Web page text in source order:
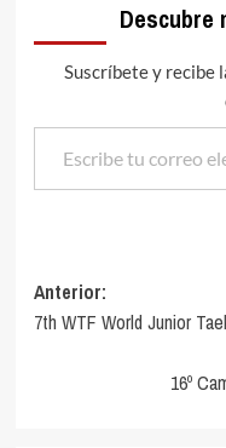
Descubre
Suscríbete y recibe
Escribe tu correo electrónico…
Navegación
de
Anterior:
7th WTF World Junior
16º